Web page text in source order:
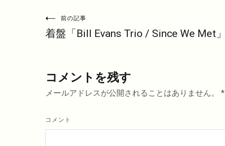
投
稿
ビ
ゲ
シ
ョ
前の記事
着盤「Bill Evans Trio / Since We Met」
コメントを残す
メールアドレスが公開されることはありません。 *
コメント